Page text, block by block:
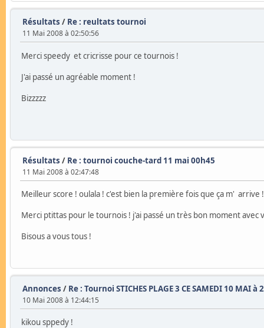
Résultats / Re : reultats tournoi
11 Mai 2008 à 02:50:56
Merci speedy et cricrisse pour ce tournois !
J'ai passé un agréable moment !
Bizzzzz
Résultats / Re : tournoi couche-tard 11 mai 00h45
11 Mai 2008 à 02:47:48
Meilleur score ! oulala ! c'est bien la première fois que ça m' arrive !
Merci ptittas pour le tournois ! j'ai passé un très bon moment avec
Bisous a vous tous !
Annonces / Re : Tournoi STICHES PLAGE 3 CE SAMEDI 10 MAI
10 Mai 2008 à 12:44:15
kikou sppedy !